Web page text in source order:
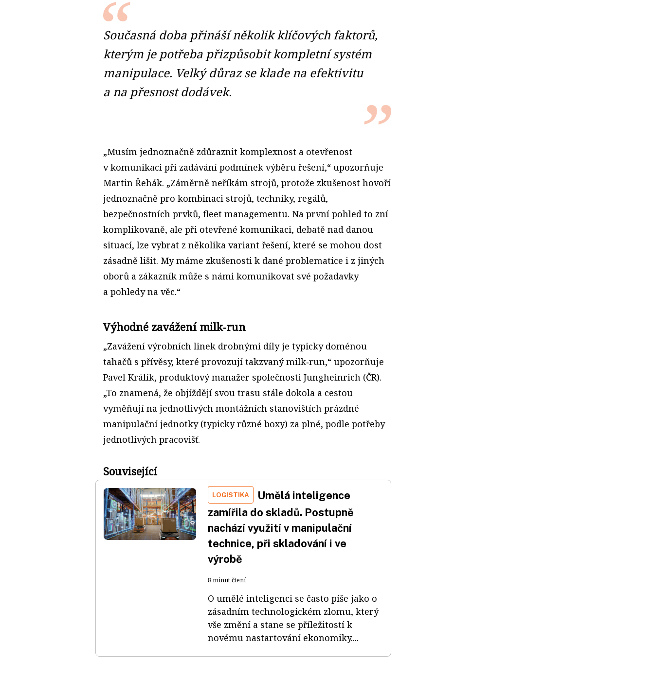
Současná doba přináší několik klíčových faktorů,
kterým je potřeba přizpůsobit kompletní systém
manipulace. Velký důraz se klade na efektivitu
a na přesnost dodávek.
„Musím jednoznačně zdůraznit komplexnost a otevřenost
v komunikaci při zadávání podmínek výběru řešení,“ upozorňuje
Martin Řehák. „Záměrně neříkám strojů, protože zkušenost hovoří
jednoznačně pro kombinaci strojů, techniky, regálů,
bezpečnostních prvků, fleet managementu. Na první pohled to zní
komplikovaně, ale při otevřené komunikaci, debatě nad danou
situací, lze vybrat z několika variant řešení, které se mohou dost
zásadně lišit. My máme zkušenosti k dané problematice i z jiných
oborů a zákazník může s námi komunikovat své požadavky
a pohledy na věc.“
Výhodné zavážení milk‑run
„Zavážení výrobních linek drobnými díly je typicky doménou
tahačů s přívěsy, které provozují takzvaný milk‑run,“ upozorňuje
Pavel Králík, produktový manažer společnosti Jungheinrich (ČR).
„To znamená, že objíždějí svou trasu stále dokola a cestou
vyměňují na jednotlivých montážních stanovištích prázdné
manipulační jednotky (typicky různé boxy) za plné, podle potřeby
jednotlivých pracovišť.
Související
LOGISTIKA
Umělá inteligence
zamířila do skladů. Postupně
nachází využití v manipulační
technice, při skladování i ve
výrobě
8 minut čtení
O umělé inteligenci se často píše jako o
zásadním technologickém zlomu, který
vše změní a stane se příležitostí k
novému nastartování ekonomiky....